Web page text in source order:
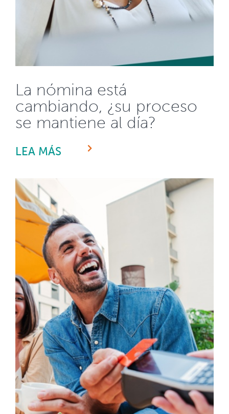
La nómina está
cambiando, ¿su proceso
se mantiene al día?
LEA MÁS